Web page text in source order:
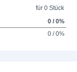
für 0 Stück
0 / 0%
0 / 0%